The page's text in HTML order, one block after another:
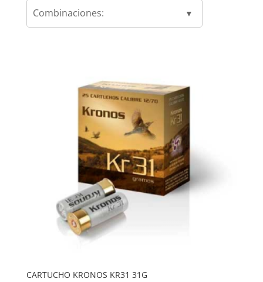
Combinaciones:
CARTUCHO KRONOS KR31 31G